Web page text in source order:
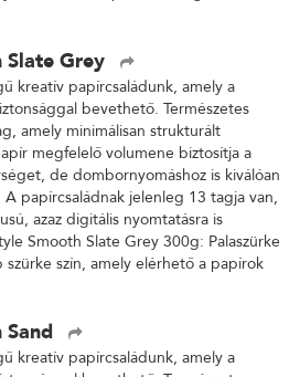
Grey
kreatív papírcsaládunk, amely a
bevethető. Természetes
amely minimálisan strukturált
megfelelő volumene biztosítja a
de dombornyomáshoz is kiválóan
A papírcsaládnak jelenleg 13 tagja van,
azaz digitális nyomtatásra is
Smooth Slate Grey 300g: Palaszürke
szín, amely elérhető a papírok
kreatív papírcsaládunk, amely a